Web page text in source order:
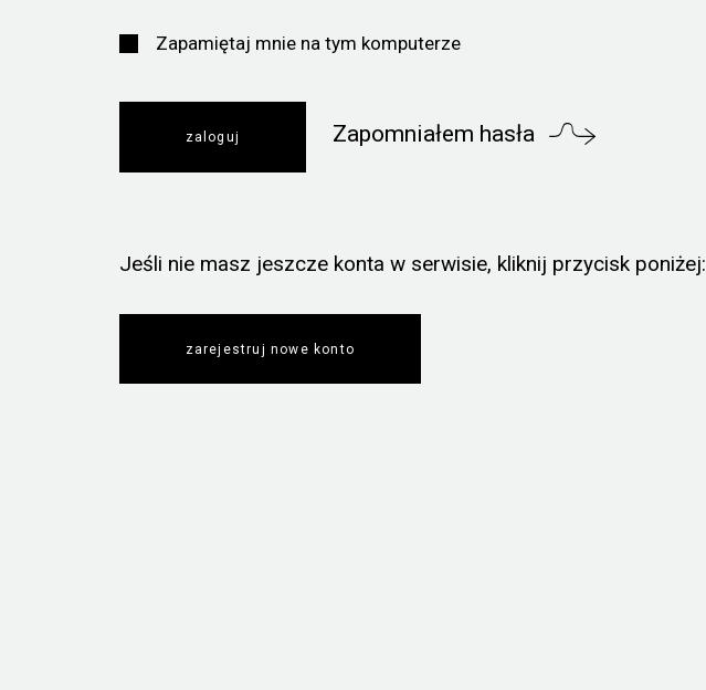
Zapamiętaj mnie na tym komputerze
Zapomniałem hasła
Jeśli nie masz jeszcze konta w serwisie, kliknij przycisk poniżej:
zarejestruj nowe konto